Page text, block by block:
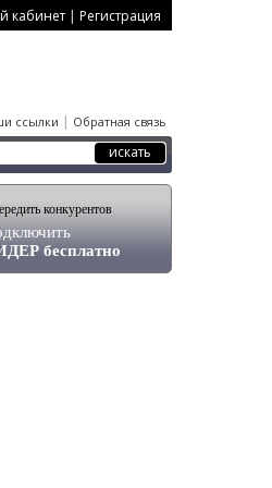
кабинет | Регистрация
ссылки | Обратная связь
конкурентов
бесплатно